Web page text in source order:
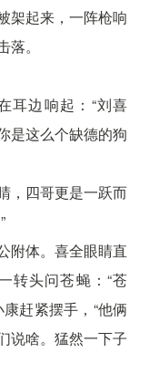
架起来，一阵枪响
。
耳边响起：“刘喜
是这么个缺德的狗
，四哥更是一跃而
附体。喜全眼睛直
转头问苍蝇：“苍
赶紧摆手，“他俩
说啥。猛然一下子